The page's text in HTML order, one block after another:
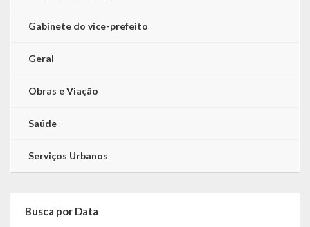
Gabinete do vice-prefeito
Geral
Obras e Viação
Saúde
Serviços Urbanos
Busca por Data